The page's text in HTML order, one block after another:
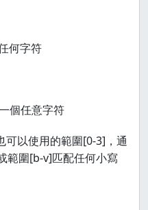
何字符
個任意字符
可以使用的範圍[0-3]，通
範圍[b-v]匹配任何小寫